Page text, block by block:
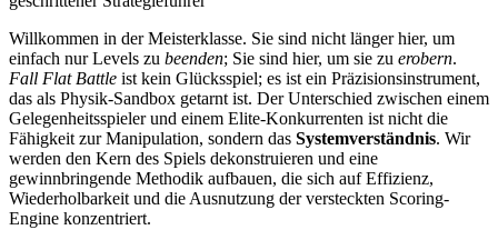
Willkommen in der Meisterklasse. Sie sind nicht länger hier, um
einfach nur Levels zu beenden; Sie sind hier, um sie zu erobern.
Fall Flat Battle ist kein Glücksspiel; es ist ein Präzisionsinstrument,
das als Physik-Sandbox getarnt ist. Der Unterschied zwischen einem
Gelegenheitsspieler und einem Elite-Konkurrenten ist nicht die
Fähigkeit zur Manipulation, sondern das Systemverständnis. Wir
werden den Kern des Spiels dekonstruieren und eine
gewinnbringende Methodik aufbauen, die sich auf Effizienz,
Wiederholbarkeit und die Ausnutzung der versteckten Scoring-
Engine konzentriert.